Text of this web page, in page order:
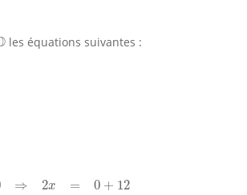
les équations suivantes :
⇒ 2x = 0 + 12
0 12⇒ 2 ⇒ x=6